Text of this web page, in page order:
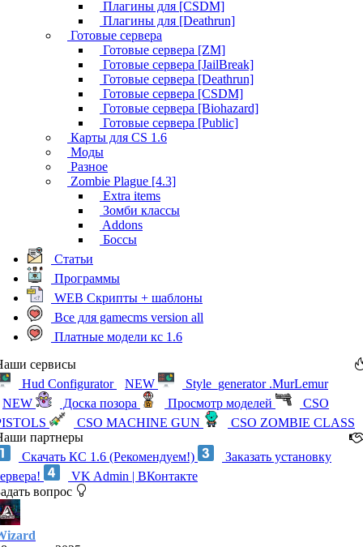
Плагины для [CSDM]
Плагины для [Deathrun]
Готовые сервера
Готовые сервера [ZM]
Готовые сервера [JailBreak]
Готовые сервера [Deathrun]
Готовые сервера [CSDM]
Готовые сервера [Biohazard]
Готовые сервера [Public]
Карты для CS 1.6
Моды
Разное
Zombie Plague [4.3]
Extra items
Зомби классы
Addons
Боссы
Статьи
Программы
WEB Скрипты + шаблоны
Все для gamecms version all
Платные модели кс 1.6
сервисы
Hud Configurator
NEW
Style_generator .MurLemur
NEW
Доска позора Просмотр моделей
CSO
CSO MACHINE GUN
CSO ZOMBIE CLASS
партнеры
Скачать КС 1.6 (Рекомендуем!)
Заказать установку
VK Admin | ВКонтакте
вопрос